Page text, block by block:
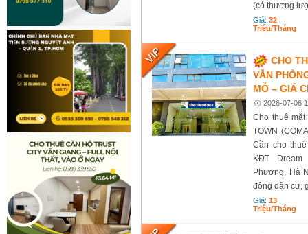
(có thương
Giá:32
Triệu/tháng
CHO
VĂN
MỖ – GIÁ
2026-07-06
Cho thuê
TOWN
Cần cho
KĐT Dream
Phương, Hà
đông dân cư,
Giá:13
Triệu/tháng